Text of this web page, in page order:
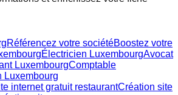
Référencez votre sociétéBoostez votre
Électricien LuxembourgAvocat
LuxembourgComptable
Luxembourg
internet gratuit restaurantCréation site